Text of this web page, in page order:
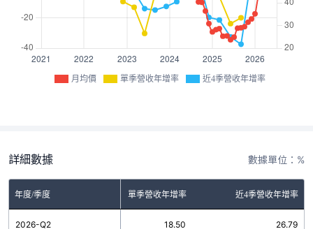
月均價 單季營收年增率 近4季營收年增率
詳細數據 數據單位：%
年度/季度 單季營收年增率 近4季營收年增率
2026-Q2 18.50 26.79